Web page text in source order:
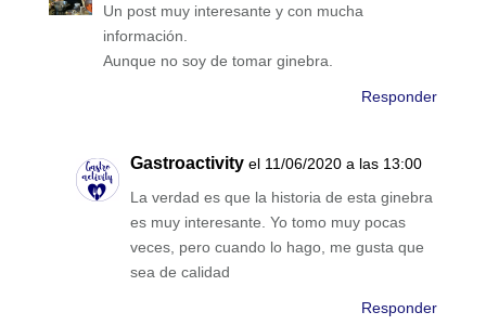
Un post muy interesante y con mucha
información.
Aunque no soy de tomar ginebra.
Responder
Gastroactivity el 11/06/2020 a las 13:00
La verdad es que la historia de esta ginebra
es muy interesante. Yo tomo muy pocas
veces, pero cuando lo hago, me gusta que
sea de calidad
Responder